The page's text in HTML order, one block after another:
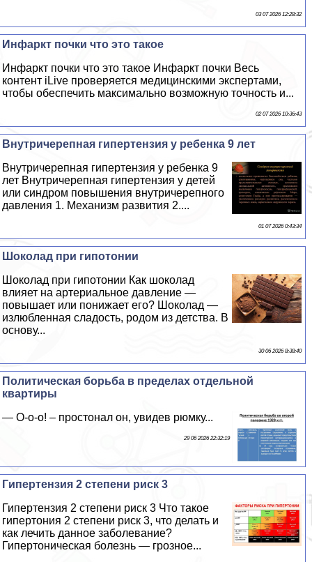
03 07 2026 12:28:32
Инфаркт почки что это такое
Инфаркт почки что это такое Инфаркт почки Весь
контент iLive проверяется медицинскими экспертами,
чтобы обеспечить максимально возможную точность и...
02 07 2026 10:36:43
Внутричерепная гипертензия у ребенка 9 лет
Внутричерепная гипертензия у ребенка 9
лет Внутричерепная гипертензия у детей
или синдром повышения внутричерепного
давления 1. Механизм развития 2....
01 07 2026 0:43:34
Шоколад при гипотонии
Шоколад при гипотонии Как шоколад
влияет на артериальное давление —
повышает или понижает его? Шоколад —
излюбленная сладость, родом из детства. В
основу...
30 06 2026 8:38:40
Политическая борьба в пределах отдельной
квартиры
— О-о-о! – простонал он, увидев рюмку...
29 06 2026 22:32:19
Гипертензия 2 степени риск 3
Гипертензия 2 степени риск 3 Что такое
гипертония 2 степени риск 3, что делать и
как лечить данное заболевание?
Гипертоническая болезнь — грозное...